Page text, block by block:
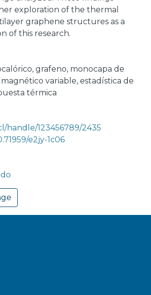
exploration of the thermal
graphene structures as a
of this research.
, grafeno, monocapa de
variable, estadística de
térmica
handle/123456789/2435
e2jy-1c06